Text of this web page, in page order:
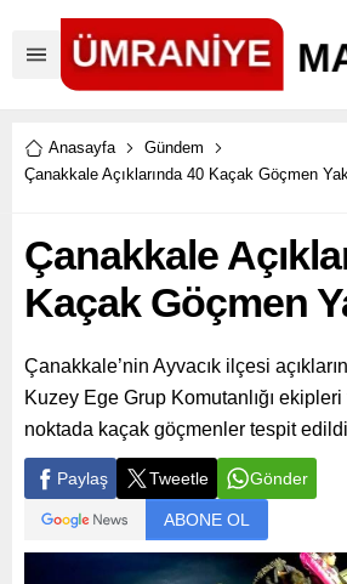
Anasayfa
Gündem
Çanakkale Açıklarında 40 Kaçak Göçmen
Çanakkale
Kaçak Göçmen
Çanakkale’nin Ayvacık ilçesi
Kuzey Ege Grup Komutanlığı ekipleri
noktada kaçak göçmenler tespit
Paylaş Tweetle Gönder
ABONE OL